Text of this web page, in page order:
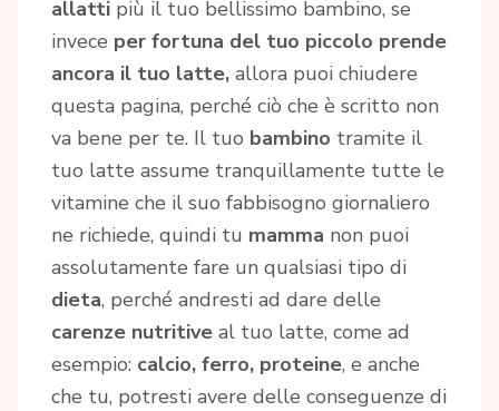
allatti più il tuo bellissimo bambino, se
invece per fortuna del tuo piccolo prende
ancora il tuo latte, allora puoi chiudere
questa pagina, perché ciò che è scritto non
va bene per te. Il tuo bambino tramite il
tuo latte assume tranquillamente tutte le
vitamine che il suo fabbisogno giornaliero
ne richiede, quindi tu mamma non puoi
assolutamente fare un qualsiasi tipo di
dieta, perché andresti ad dare delle
carenze nutritive al tuo latte, come ad
esempio: calcio, ferro, proteine, e anche
che tu, potresti avere delle conseguenze di